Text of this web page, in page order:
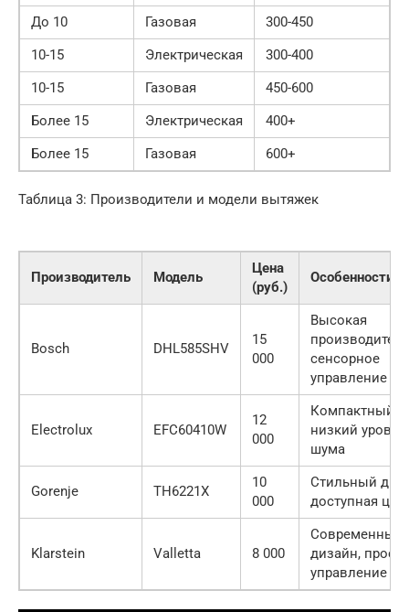
До 10 Газовая
300-450
10-15
Электрическая
300-400
10-15
Газовая
450-600
Более 15
Электрическая
400+
Более 15
Газовая 600+
Таблица 3: Производители и модели вытяжек
Производитель Модель
Цена
(руб.)
Особенности
Bosch DHL585SHV
15
000
Высокая
сенсорное
управление
Electrolux EFC60410W
12
000
Компактный
низкий
шума
Gorenje TH6221X
10
000
Стильный
доступная
Klarstein Valletta 8 000
Современный
дизайн,
управление